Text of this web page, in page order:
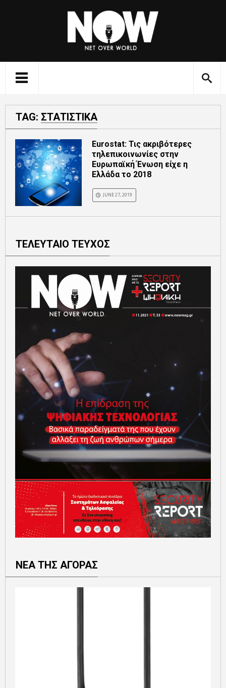
TAG: ΣΤΑΤΙΣΤΙΚΑ
Eurostat: Τις ακριβότερες
τηλεπικοινωνίες στην
Ευρωπαϊκή Ένωση είχε η
Ελλάδα το 2018
JUNE 27, 2019
ΤΕΛΕΥΤΑΙΟ ΤΕΥΧΟΣ
ΝΕΑ ΤΗΣ ΑΓΟΡΑΣ